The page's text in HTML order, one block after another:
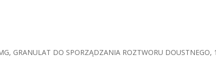
GRANULAT DO SPORZĄDZANIA ROZTWORU DOUSTNEGO,